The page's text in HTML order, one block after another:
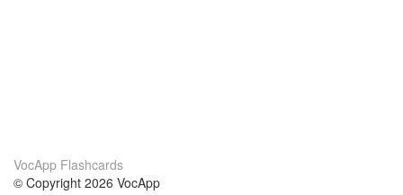
VocApp Flashcards
© Copyright 2026 VocApp